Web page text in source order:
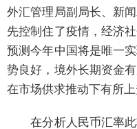
外汇管理局副局长、新
先控制住了疫情，经济
预测今年中国将是唯一
势良好，境外长期资金
在市场供求推动下有所上
在分析人民币汇率此